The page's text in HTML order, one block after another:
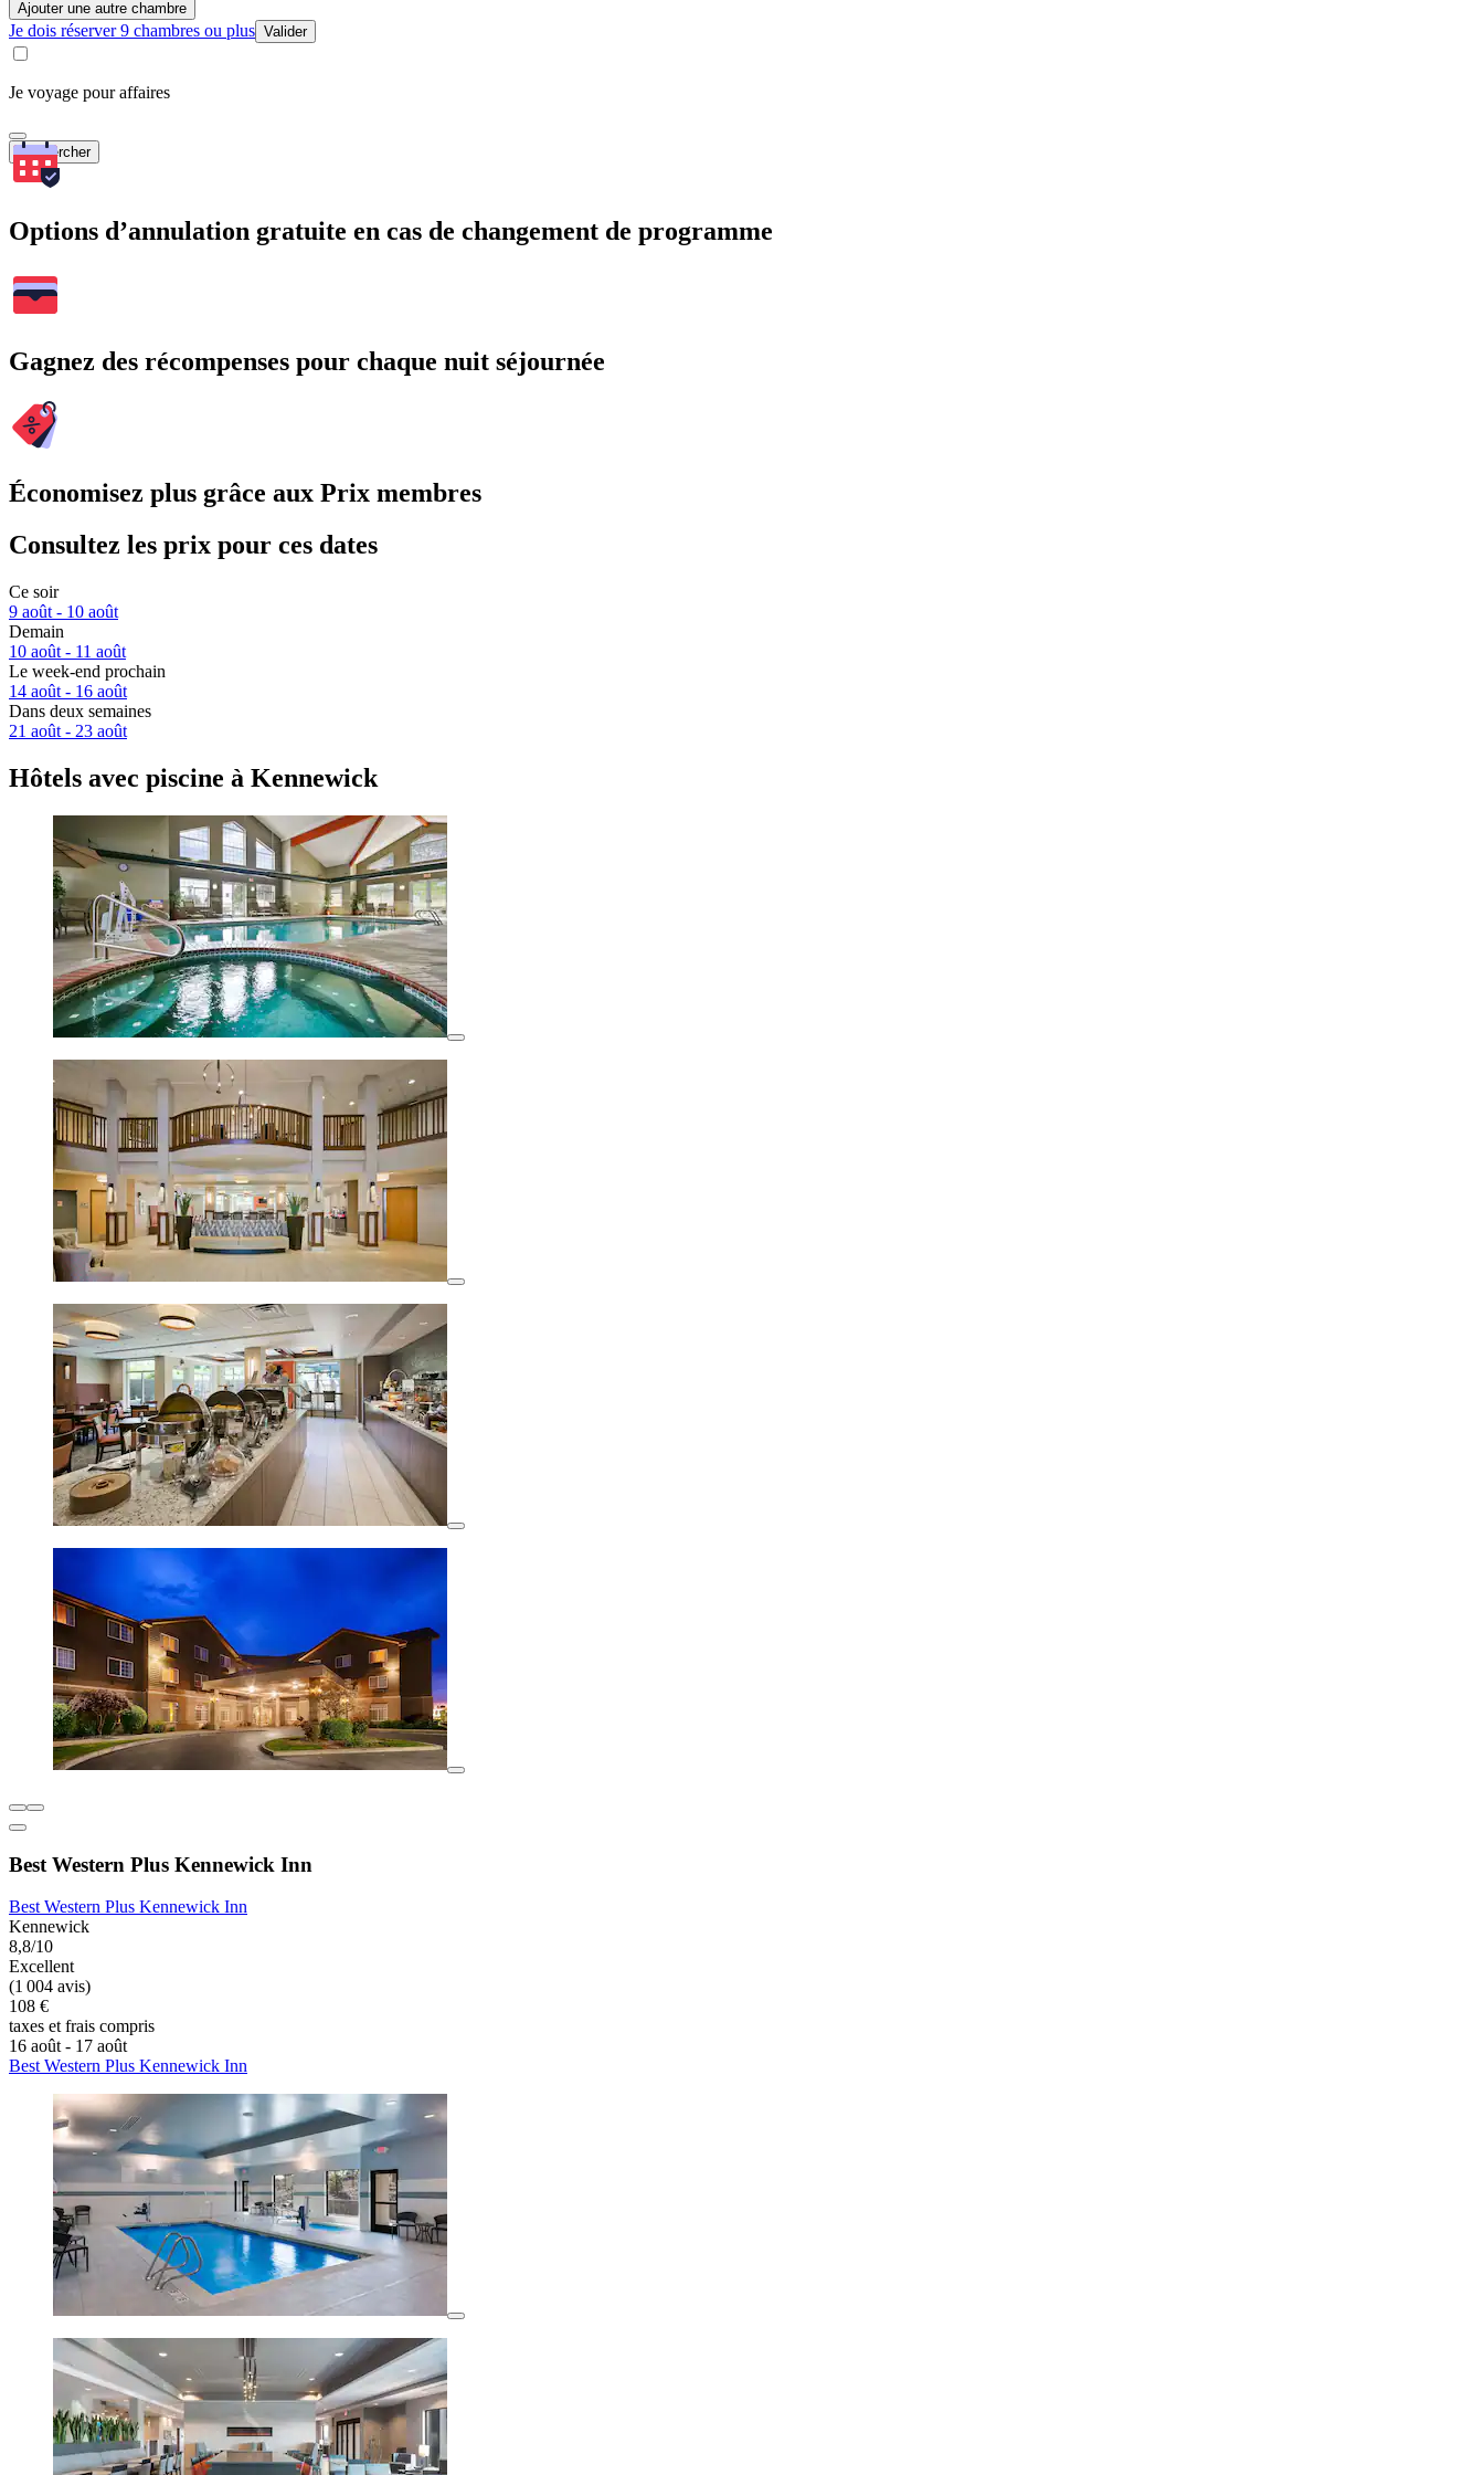
Ajouter une autre chambre
Je dois réserver 9 chambres ou plus Valider
Je voyage pour affaires
Rechercher
Options d’annulation gratuite en cas de changement de programme
Gagnez des récompenses pour chaque nuit séjournée
Économisez plus grâce aux Prix membres
Consultez les prix pour ces dates
Ce soir
9 août - 10 août
Demain
10 août - 11 août
Le week-end prochain
14 août - 16 août
Dans deux semaines
21 août - 23 août
Hôtels avec piscine à Kennewick
Best Western Plus Kennewick Inn
Best Western Plus Kennewick Inn
Kennewick
8,8/10
Excellent
(1 004 avis)
108 €
taxes et frais compris
16 août - 17 août
Best Western Plus Kennewick Inn